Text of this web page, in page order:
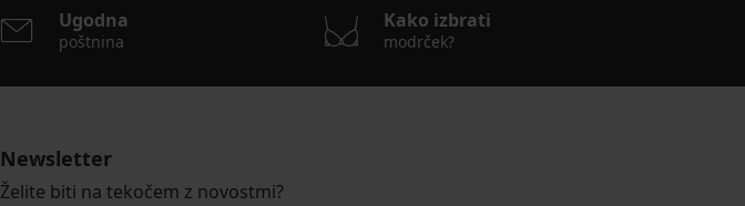
Ugodna
poštnina
Kako izbrati
modrček?
Newsletter
Želite biti na tekočem z novostmi?